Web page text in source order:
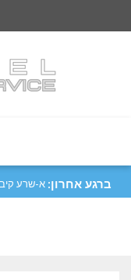
ברגע אחרון: סער: תיאטרון..